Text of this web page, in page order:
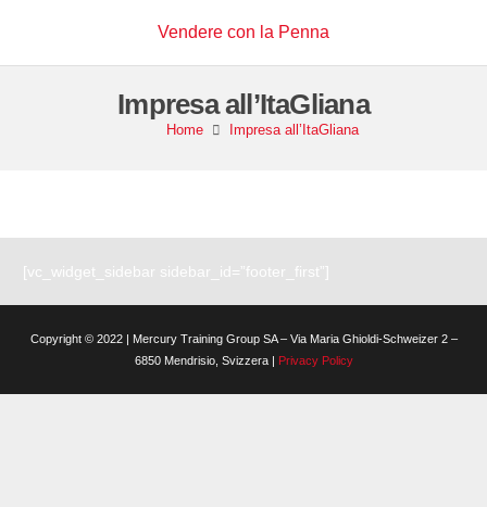
Vendere con la Penna
Impresa all’ItaGliana
Home Impresa all’ItaGliana
[vc_widget_sidebar sidebar_id=”footer_first”]
Copyright © 2022 | Mercury Training Group SA – Via Maria Ghioldi-Schweizer 2 –
6850 Mendrisio, Svizzera | Privacy Policy